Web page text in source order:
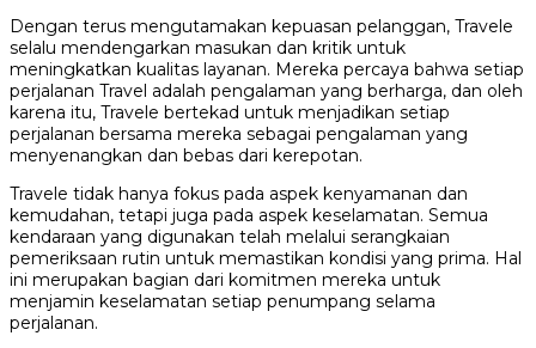
Dengan terus mengutamakan kepuasan pelanggan, Travele
selalu mendengarkan masukan dan kritik untuk
meningkatkan kualitas layanan. Mereka percaya bahwa setiap
perjalanan Travel adalah pengalaman yang berharga, dan oleh
karena itu, Travele bertekad untuk menjadikan setiap
perjalanan bersama mereka sebagai pengalaman yang
menyenangkan dan bebas dari kerepotan.
Travele tidak hanya fokus pada aspek kenyamanan dan
kemudahan, tetapi juga pada aspek keselamatan. Semua
kendaraan yang digunakan telah melalui serangkaian
pemeriksaan rutin untuk memastikan kondisi yang prima. Hal
ini merupakan bagian dari komitmen mereka untuk
menjamin keselamatan setiap penumpang selama
perjalanan.